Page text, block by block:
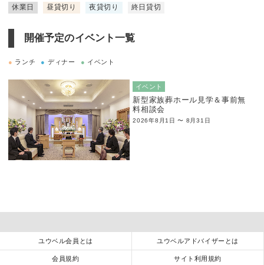
休業日 昼貸切り 夜貸切り 終日貸切
開催予定のイベント一覧
● ランチ ● ディナー ● イベント
イベント
新型家族葬ホール見学＆事前無
料相談会
2026年8月1日 〜 8月31日
ユウベル会員とは ユウベルアドバイザーとは
会員規約 サイト利用規約